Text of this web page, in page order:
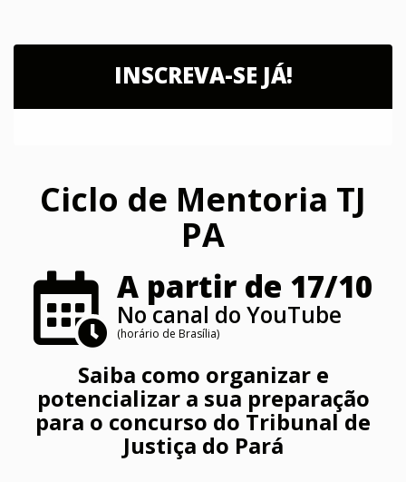
INSCREVA-SE JÁ!
Ciclo de Mentoria TJ
PA
A partir de 17/10
No canal do YouTube
(horário de Brasília)
Saiba como organizar e
potencializar a sua preparação
para o concurso do Tribunal de
Justiça do Pará